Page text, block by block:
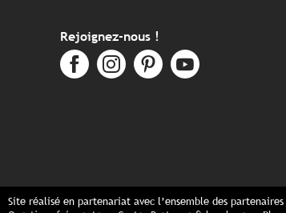
Rejoignez-nous !
Site réalisé en partenariat avec l’ensemble des